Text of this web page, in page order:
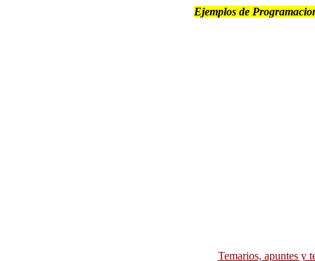
Ejemplos de
Temarios, apuntes y